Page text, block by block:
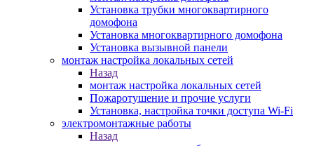
Установка трубки многоквартирного
домофона
Установка многоквартирного домофона
Установка вызывной панели
монтаж настройка локальных сетей
Назад
монтаж настройка локальных сетей
Пожаротушение и прочие услуги
Установка, настройка точки доступа Wi-Fi
электромонтажные работы
Назад